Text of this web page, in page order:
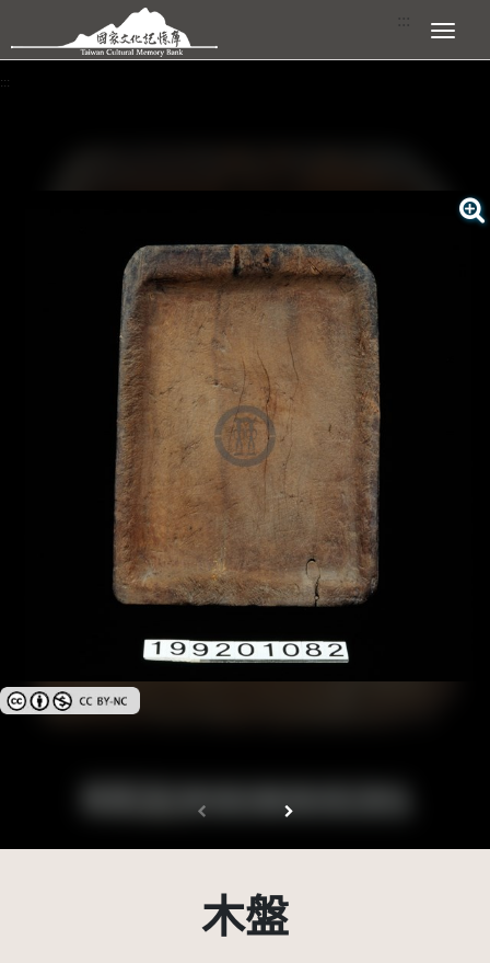
跳到主要內容區塊 展開選單
:::
創用CC姓名標示-非商業性 3.0 台灣及其後版本(CC BY-NC 3.0 TW +)
木盤